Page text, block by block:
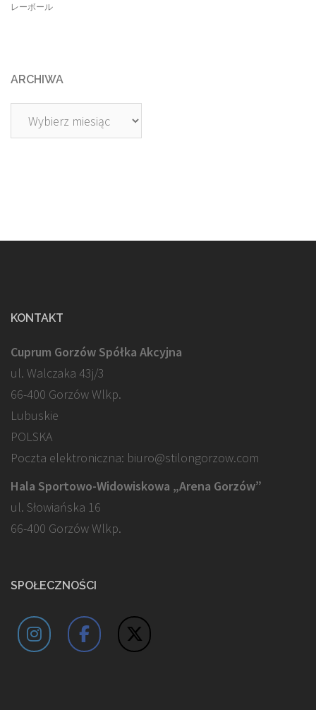
レーボール
ARCHIWA
Archiwa
KONTAKT
Cuprum Gorzów Spółka Akcyjna
ul. Walczaka 43j/3
66-400 Gorzów Wlkp.
Lubuskie
POLSKA
Poczta elektroniczna: biuro@stilongorzow.com
Hala Sportowo-Widowiskowa „Arena Gorzów”
ul. Słowiańska 16
66-400 Gorzów Wlkp.
SPOŁECZNOŚCI